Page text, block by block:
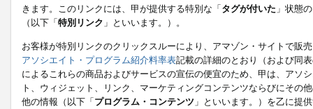
きます。このリンクには、甲が提供する特別な「タグが付いた 」状態
（以下「特別リンク 」といいます。）。
お客様が特別リンクのクリックスルーにより、アマゾン・サイトで販
アソシエイト・プログラム紹介料率表記載の詳細のとおり（および同
によるこれらの商品およびサービスの宣伝の便宜のため、甲は、アソ
ト、ウィジェット、リンク、マーケティングコンテンツならびにその
他の情報（以下「プログラム・コンテンツ 」といいます。）を乙に提